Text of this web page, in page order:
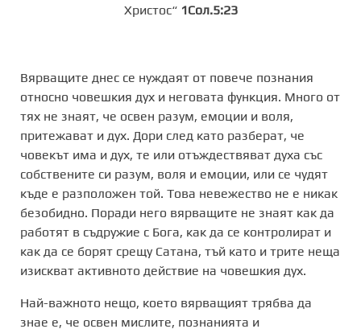
Христос“ 1Сол.5:23
Вярващите днес се нуждаят от повече познания
относно човешкия дух и неговата функция. Много от
тях не знаят, че освен разум, емоции и воля,
притежават и дух. Дори след като разберат, че
човекът има и дух, те или отъждествяват духа със
собствените си разум, воля и емоции, или се чудят
къде е разположен той. Това невежество не е никак
безобидно. Поради него вярващите не знаят как да
работят в съдружие с Бога, как да се контролират и
как да се борят срещу Сатана, тъй като и трите неща
изискват активното действие на човешкия дух.
Най-важното нещо, което вярващият трябва да
знае е, че освен мислите, познанията и